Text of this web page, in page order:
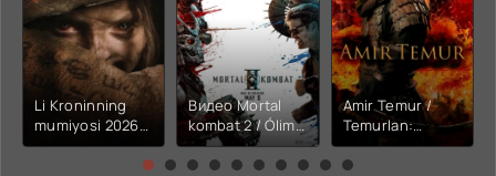
Li Kroninning
mumiyosi 2026
(uzbek tilida
kino) tarjima HD
Видео Mortal
kombat 2 / Ólim
jangi 2 (2026)
Uzbek tilida
Amir Temur /
Temurlan:
Fathchining
yuksalishi